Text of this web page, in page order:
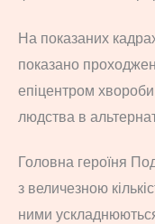
На показаних
показано
епіцентром
людства в
Головна героїня
з величезною
ними